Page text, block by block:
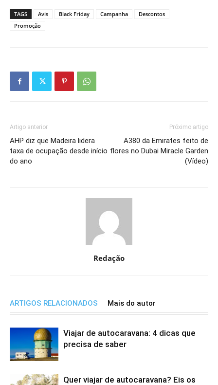
TAGS Avis Black Friday Campanha
Descontos
Promoção
Artigo anterior
AHP diz que Madeira lidera
taxa de ocupação desde início
do ano
Próximo artigo
A380 da Emirates feito de
flores no Dubai Miracle Garden
(Vídeo)
Redação
ARTIGOS RELACIONADOS Mais do autor
Viajar de autocaravana: 4 dicas que
precisa de saber
Quer viajar de autocaravana? Eis os